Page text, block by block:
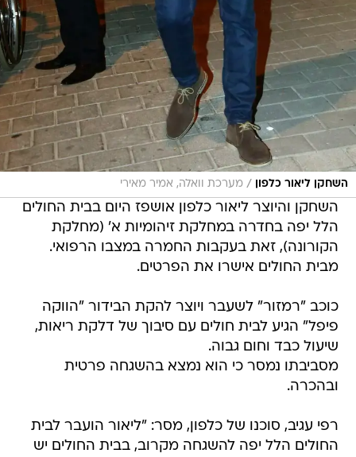
השחקן ליאור כלפון / מערכת וואלה, אמיר מאירי
השחקן והיוצר ליאור כלפון אושפז היום בבית החולים
הלל יפה בחדרה במחלקת זיהומיות א' (מחלקת
הקורונה), זאת בעקבות החמרה במצבו הרפואי.
מבית החולים אישרו את הפרטים.
כוכב "רמזור" לשעבר ויוצר להקת הבידור "הווקה
פיפל" הגיע לבית חולים עם סיבוך של דלקת ריאות,
שיעול כבד וחום גבוה.
מסביבתו נמסר כי הוא נמצא בהשגחה פרטית
ובהכרה.
רפי עגיב, סוכנו של כלפון, מסר: "ליאור הועבר לבית
החולים הלל יפה להשגחה מקרוב, בבית החולים יש